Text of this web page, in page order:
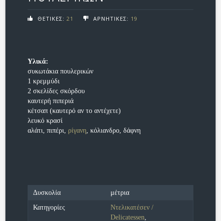
ΘΕΤΙΚΕΣ: 21 ΑΡΝΗΤΙΚΕΣ: 19
Υλικά:
συκωτάκια πουλερικών
1 κρεμμύδι
2 σκελίδες σκόρδου
καυτερή πιπεριά
κέτσαπ (καυτερό αν το αντέχετε)
λευκό κρασί
αλάτι, πιπέρι, ρίγανη, κόλιανδρο, δάφνη
Δυσκολία
μέτρια
Κατηγορίες
Ντελικατέσεν /
Delicatessen,